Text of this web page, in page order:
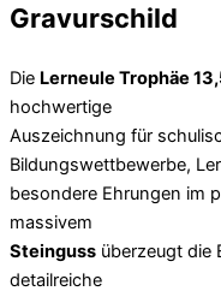
Gravurschild
Die Lerneule Trophäe
hochwertige
Auszeichnung für
Bildungswettbewerbe,
besondere Ehrungen im
massivem
Steinguss überzeugt die
detailreiche